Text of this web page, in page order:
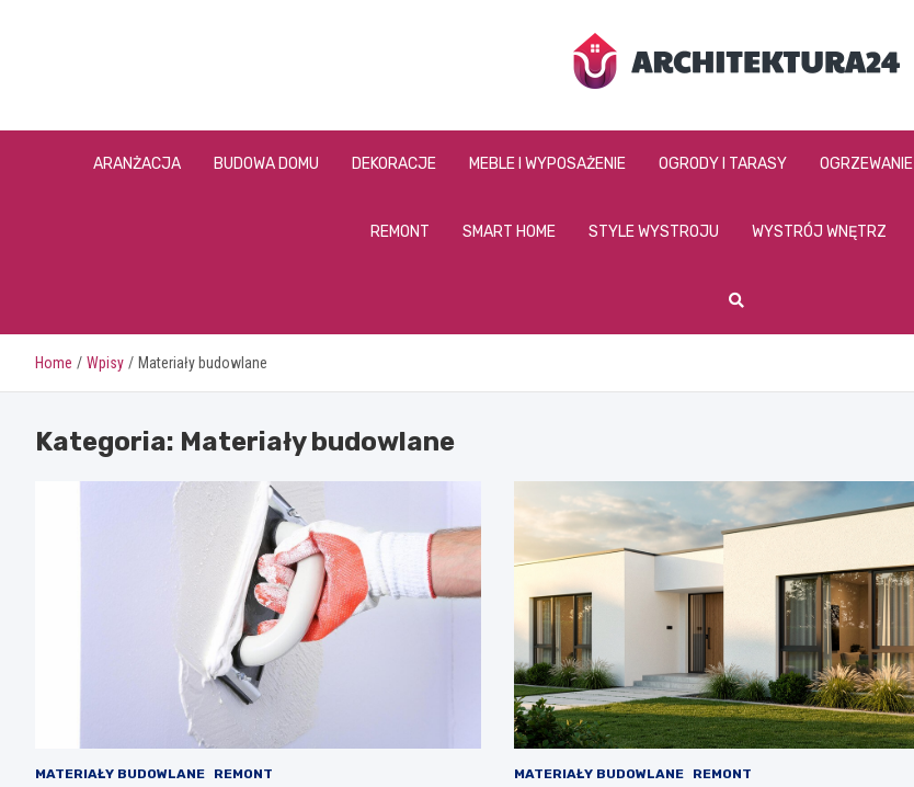
architektura24.pl
ARANŻACJA BUDOWA DOMU DEKORACJE MEBLE I WYPOSAŻENIE OGRODY I TARASY OGRZEWANIE
REMONT SMART HOME STYLE WYSTROJU WYSTRÓJ WNĘTRZ
Home Wpisy Materiały budowlane
Kategoria: Materiały budowlane
MATERIAŁY BUDOWLANE REMONT MATERIAŁY BUDOWLANE REMONT